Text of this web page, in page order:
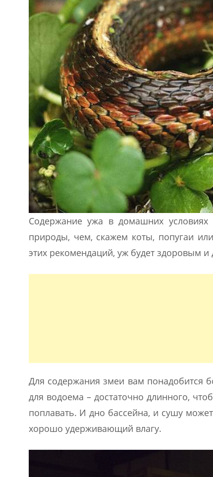
Содержание ужа в домашних
природы, чем, скажем коты, попугаи
этих рекомендаций, уж будет здоровым
Для содержания змеи вам понадобится
для водоема – достаточно длинного,
поплавать. И дно бассейна, и сушу
хорошо удерживающий влагу.